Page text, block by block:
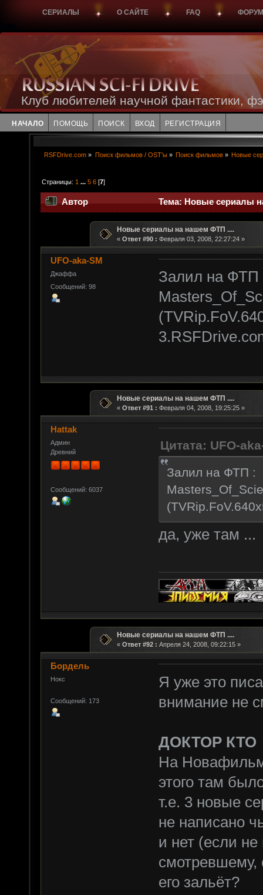
СЕРИАЛЫ О САЙТЕ FAQ ФОРУМ
Клуб любителей научной фантастики,
НАЧАЛО ПОМОЩЬ ПОИСК ВХОД РЕГИСТРАЦИЯ
RSFDrive.com » Поиск фильмов / OST'ы» Поиск фильмов» Новые
Страницы:1 ...5 6 [7]
Автор Тема: Новые сериалы
Новые сериалы на нашем ФТП ....
« Ответ #90 : Февраля 03, 2008, 22:27:24 »
UFO-aka-SM
Джаффа
Сообщений: 98
Залил на ФТП
Новые сериалы на нашем ФТП ....
« Ответ #91 : Февраля 04, 2008, 19:25:25 »
Hattak
Админ
Древний
Сообщений: 6037
Цитата: UFO-
Залил на ФТП :
да, уже там ...
Новые сериалы на нашем ФТП ....
« Ответ #92 : Апреля 24, 2008, 09:22:15 »
Бордель
Нокс
Сообщений: 173
Я уже это
внимание не
ДОКТОР КТО
На
этого там
т.е. 3 новые
не написано
и нет (если
смотревшему,
его зальёт?